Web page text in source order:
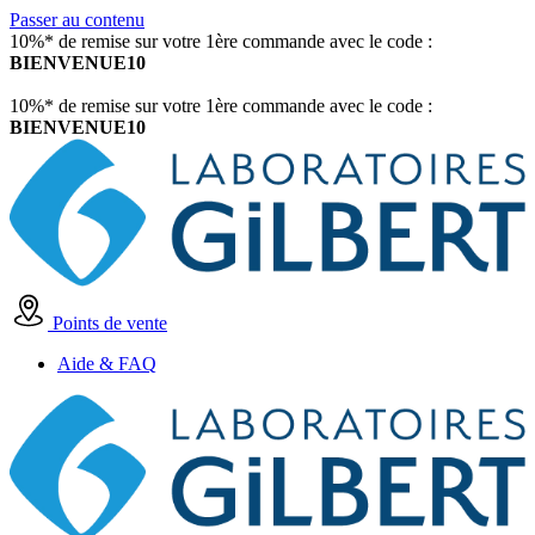
Passer au contenu
10%* de remise sur votre 1ère commande avec le code :
BIENVENUE10
10%* de remise sur votre 1ère commande avec le code :
BIENVENUE10
Points de vente
Aide & FAQ